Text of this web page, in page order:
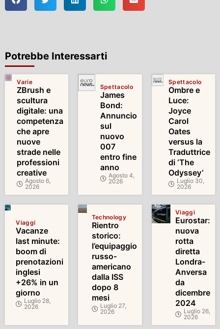
Potrebbe Interessarti
Varie
ZBrush e
scultura
digitale: una
competenza
che apre
nuove
strade nelle
professioni
creative
Agosto 6,
2026
Spettacolo
James
Bond:
Annuncio
sul
nuovo
007
entro fine
anno
Agosto 4,
2026
Spettacolo
Ombre e
Luce:
Joyce
Carol
Oates
versus la
Traduttrice
di ‘The
Odyssey’
Luglio 30,
2026
Viaggi
Vacanze
last minute:
boom di
prenotazioni
inglesi
+26% in un
giorno
Luglio 28,
2026
Technology
Rientro
storico:
l’equipaggio
russo-
americano
dalla ISS
dopo 8
mesi
Luglio 27,
2026
Viaggi
Eurostar:
nuova
rotta
diretta
Londra-
Anversa
da
dicembre
2024
Luglio 26,
2026